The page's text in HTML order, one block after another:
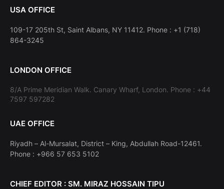
USA OFFICE
109-17 205th St, Saint Albans, NY 11412. Phone : +1 (718)
864-3245
LONDON OFFICE
8/A Prime Meridian Walk. Canary Wharf, London. Phone : +44
7597 597282
UAE OFFICE
Riyadh – Al-Mursalat, District – King, Abdullah Road-12461.
Phone : +966 57 653 5102
CHIEF EDITOR : SM. MIRAZ HOSSAIN TIPU